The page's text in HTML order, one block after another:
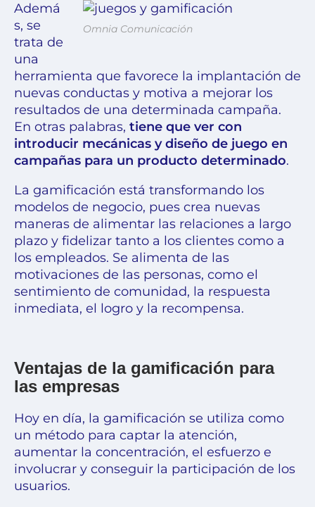
Omnia Comunicación
Ademá
s, se
trata de
una
herramienta que favorece la implantación de
nuevas conductas y motiva a mejorar los
resultados de una determinada campaña.
En otras palabras, tiene que ver con
introducir mecánicas y diseño de juego en
campañas para un producto determinado.
La gamificación está transformando los
modelos de negocio, pues crea nuevas
maneras de alimentar las relaciones a largo
plazo y fidelizar tanto a los clientes como a
los empleados. Se alimenta de las
motivaciones de las personas, como el
sentimiento de comunidad, la respuesta
inmediata, el logro y la recompensa.
Ventajas de la gamificación para
las empresas
Hoy en día, la gamificación se utiliza como
un método para captar la atención,
aumentar la concentración, el esfuerzo e
involucrar y conseguir la participación de los
usuarios.